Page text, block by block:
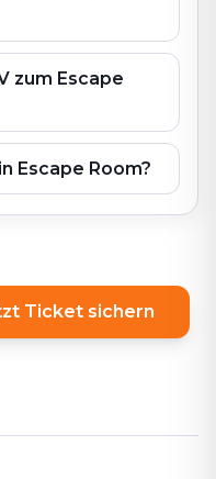
zum Escape
Escape Room?
Ticket sichern